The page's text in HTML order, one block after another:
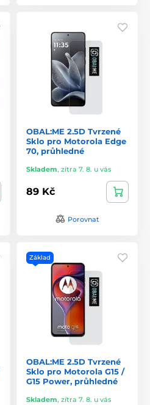
OBAL:ME 2.5D Tvrzené
Sklo pro Motorola Edge
70, průhledné
Skladem, zítra 7. 8. u vás
89 Kč
Porovnat
Základ
OBAL:ME 2.5D Tvrzené
Sklo pro Motorola G15 /
G15 Power, průhledné
Skladem, zítra 7. 8. u vás